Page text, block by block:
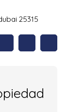
25315